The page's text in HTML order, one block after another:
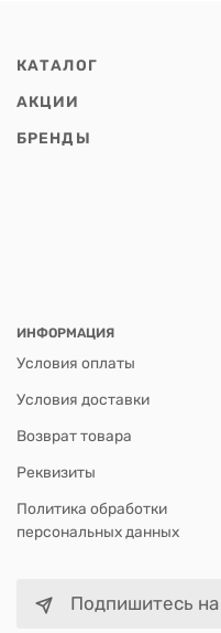
КАТАЛОГ
АКЦИИ
БРЕНДЫ
ИНФОРМАЦИЯ
Условия оплаты
Условия доставки
Возврат товара
Реквизиты
Политика обработки
персональных данных
Подпишитесь